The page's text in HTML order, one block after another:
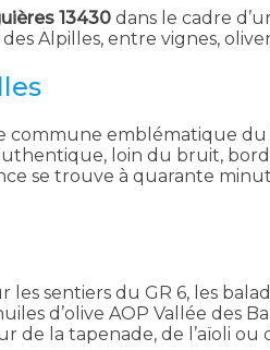
13430 dans le cadre
Alpilles, entre vignes,
emblématique
loin du bruit,
se trouve à quarante
sentiers du GR 6, les
d’olive AOP Vallée des
la tapenade, de l’aïoli ou